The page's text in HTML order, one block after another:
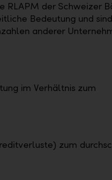
RLAPM der Schweizer
Bedeutung und sind
anderer
im Verhältnis zum
zum